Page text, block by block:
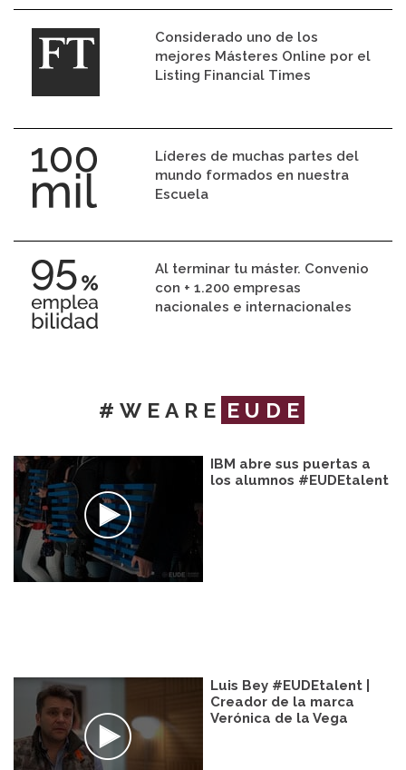
Considerado uno de los
mejores Másteres Online por el
Listing Financial Times
Líderes de muchas partes del
mundo formados en nuestra
Escuela
Al terminar tu máster. Convenio
con + 1.200 empresas
nacionales e internacionales
#WEARE EUDE
IBM abre sus puertas a
los alumnos #EUDEtalent
Luis Bey #EUDEtalent |
Creador de la marca
Verónica de la Vega